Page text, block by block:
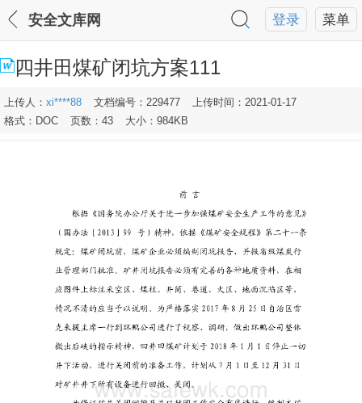
菜单
登录
安全文库网
四井田煤矿闭坑方案111
上传人： xi****88 文档编号：229477
上传时间：2021-01-17
格式：DOC
页数：43 大小：984KB